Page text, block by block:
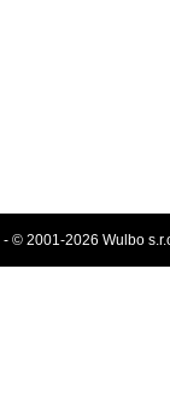
© 2001-2026 Wulbo